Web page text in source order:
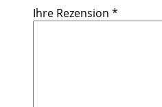
Ihre Rezension *